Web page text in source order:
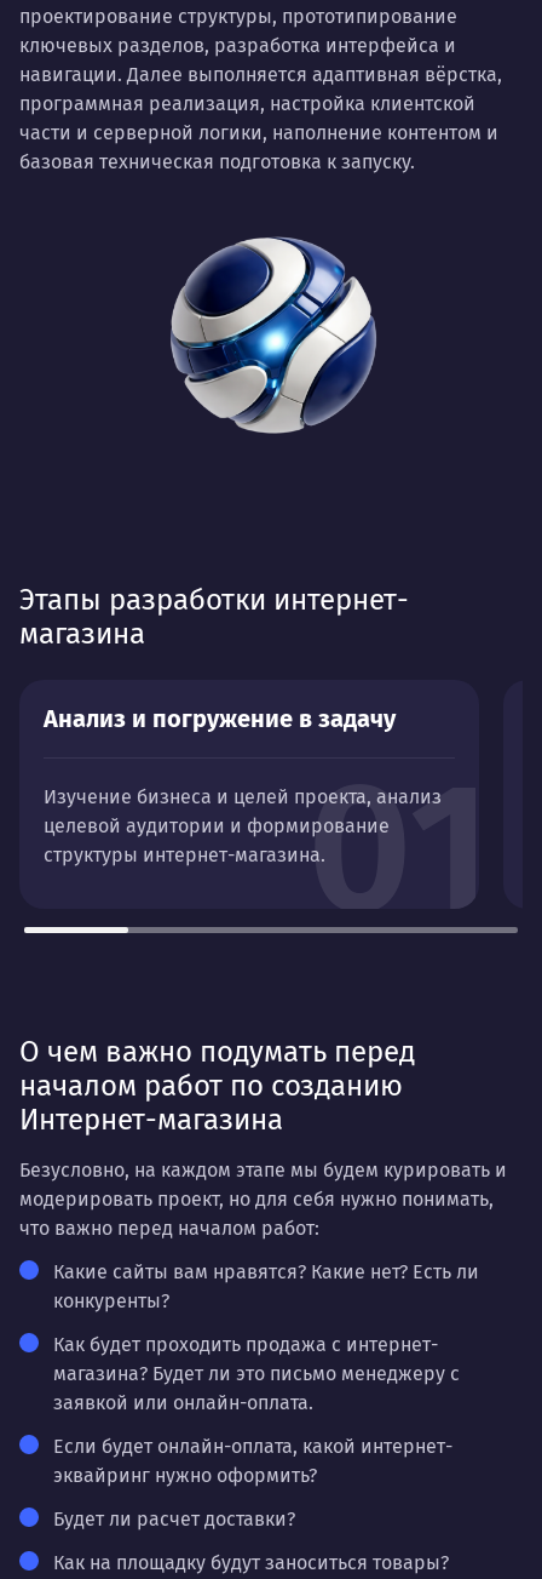
проектирование структуры, прототипирование
ключевых разделов, разработка интерфейса и
навигации. Далее выполняется адаптивная вёрстка,
программная реализация, настройка клиентской
части и серверной логики, наполнение контентом и
базовая техническая подготовка к запуску.
Этапы разработки интернет-
магазина
01
Анализ и погружение в задачу
Изучение бизнеса и целей проекта, анализ
целевой аудитории и формирование
структуры интернет-магазина.
О чем важно подумать перед
началом работ по созданию
Интернет-магазина
Безусловно, на каждом этапе мы будем курировать и
модерировать проект, но для себя нужно понимать,
что важно перед началом работ:
Какие сайты вам нравятся? Какие нет? Есть ли
конкуренты?
Как будет проходить продажа с интернет-
магазина? Будет ли это письмо менеджеру с
заявкой или онлайн-оплата.
Если будет онлайн-оплата, какой интернет-
эквайринг нужно оформить?
Будет ли расчет доставки?
Как на площадку будут заноситься товары?